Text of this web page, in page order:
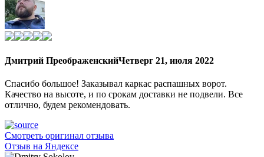
Дмитрий ПреображенскийЧетверг 21, июля 2022
Спасибо большое! Заказывал каркас распашных ворот.
Качество на высоте, и по срокам доставки не подвели. Все
отлично, будем рекомендовать.
Смотреть оригинал отзыва
Отзыв на Яндексе